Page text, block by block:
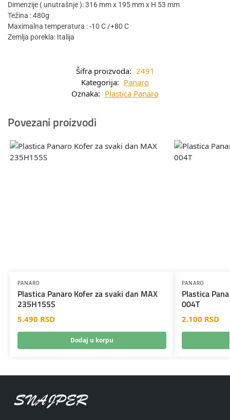
Dimenzije ( unutrašnje ): 316 mm x 195 mm x H 53 mm
Težina : 480g
Maximalna temperatura : -10 C /+80 C
Zemlja porekla: Italija
Šifra proizvoda: 2491
Kategorija: Panaro
Oznaka: Plastica Panaro
Povezani proizvodi
PANARO
Plastica Panaro Kofer za svaki dan MAX
235H155S
5.490 RSD
Dodaj u korpu
PANARO
Plastica
004T
2.100 RSD